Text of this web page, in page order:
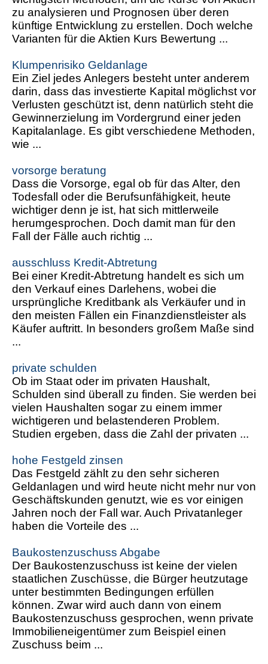
zu analysieren und Prognosen über deren
künftige Entwicklung zu erstellen. Doch welche
Varianten für die Aktien Kurs Bewertung ...
Klumpenrisiko Geldanlage
Ein Ziel jedes Anlegers besteht unter anderem
darin, dass das investierte Kapital möglichst vor
Verlusten geschützt ist, denn natürlich steht die
Gewinnerzielung im Vordergrund einer jeden
Kapitalanlage. Es gibt verschiedene Methoden,
wie ...
vorsorge beratung
Dass die Vorsorge, egal ob für das Alter, den
Todesfall oder die Berufsunfähigkeit, heute
wichtiger denn je ist, hat sich mittlerweile
herumgesprochen. Doch damit man für den
Fall der Fälle auch richtig ...
ausschluss Kredit-Abtretung
Bei einer Kredit-Abtretung handelt es sich um
den Verkauf eines Darlehens, wobei die
ursprüngliche Kreditbank als Verkäufer und in
den meisten Fällen ein Finanzdienstleister als
Käufer auftritt. In besonders großem Maße sind
...
private schulden
Ob im Staat oder im privaten Haushalt,
Schulden sind überall zu finden. Sie werden bei
vielen Haushalten sogar zu einem immer
wichtigeren und belastenderen Problem.
Studien ergeben, dass die Zahl der privaten ...
hohe Festgeld zinsen
Das Festgeld zählt zu den sehr sicheren
Geldanlagen und wird heute nicht mehr nur von
Geschäftskunden genutzt, wie es vor einigen
Jahren noch der Fall war. Auch Privatanleger
haben die Vorteile des ...
Baukostenzuschuss Abgabe
Der Baukostenzuschuss ist keine der vielen
staatlichen Zuschüsse, die Bürger heutzutage
unter bestimmten Bedingungen erfüllen
können. Zwar wird auch dann von einem
Baukostenzuschuss gesprochen, wenn private
Immobilieneigentümer zum Beispiel einen
Zuschuss beim ...